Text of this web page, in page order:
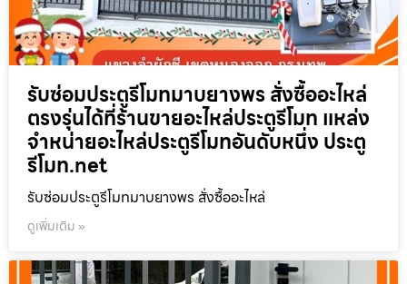
รับซ่อมประตูรีโมทมาบยางพร สั่งซื้ออะไหล่
ตรงรุ่นได้ที่ร้านขายอะไหล่ประตูรีโมท แหล่ง
จำหน่ายอะไหล่ประตูรีโมทอันดับหนึ่ง ประตู
รีโมท.net
รับซ่อมประตูรีโมทมาบยางพร สั่งซื้ออะไหล่
ดูเพิ่มเติม »